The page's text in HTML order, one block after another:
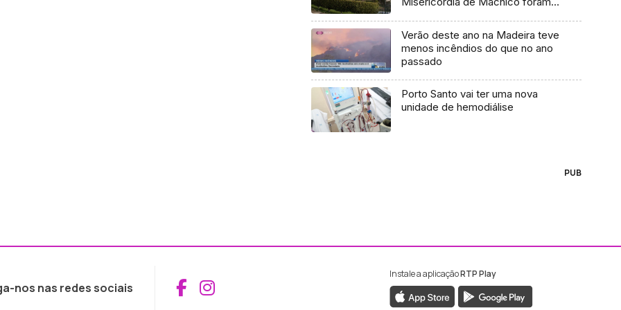
Verão deste ano na Madeira teve
menos incêndios do que no ano
passado
Porto Santo vai ter uma nova
unidade de hemodiálise
PUB
nos nas redes sociais Aceder ao Facebook da RTP Madeira
Aceder ao Instagram da RTP Madeira
Instale a aplicaçãoRTP Play